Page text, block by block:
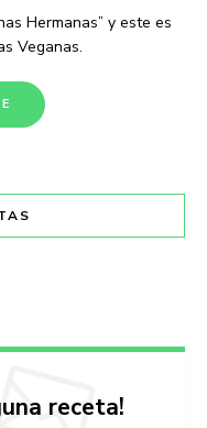
Hermanas” y este es
Veganas.
receta!